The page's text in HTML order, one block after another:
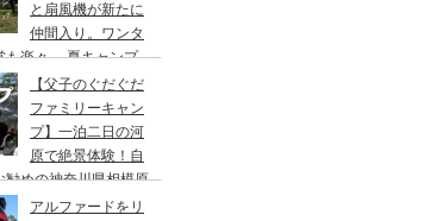
と扇風機が新たに
仲間入り。ワンタ
も楽々。 夏キャンプ
ャンプギア３点セッ
【父子のぐだぐだ
ファミリーキャン
プ】一泊二日の河
原で絶景体験！自
勧めの神奈川県相模原
アルファードをリ